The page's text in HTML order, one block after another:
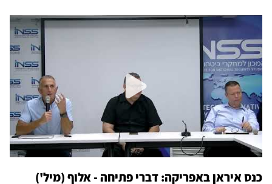
כנס איראן באפריקה: דברי פתיחה - אלוף (מיל')